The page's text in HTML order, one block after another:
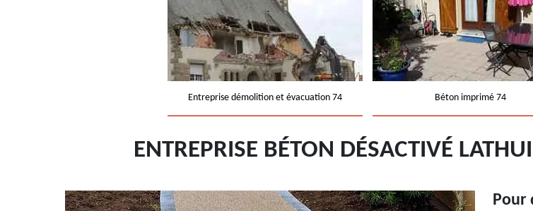
Entreprise démolition et évacuation 74 Béton imprimé 74
ENTREPRISE BÉTON DÉSACTIVÉ
Pour